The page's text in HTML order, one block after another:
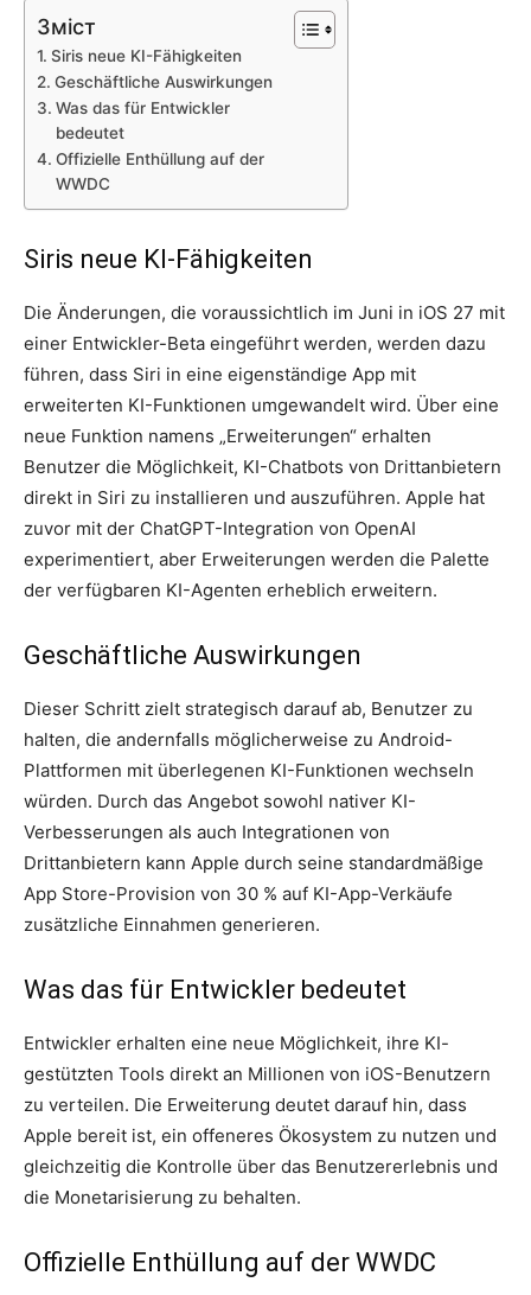
Зміст
Siris neue KI-Fähigkeiten
Geschäftliche Auswirkungen
Was das für Entwickler
bedeutet
Offizielle Enthüllung auf der
WWDC
Siris neue KI-Fähigkeiten
Die Änderungen, die voraussichtlich im Juni in iOS 27 mit
einer Entwickler-Beta eingeführt werden, werden dazu
führen, dass Siri in eine eigenständige App mit
erweiterten KI-Funktionen umgewandelt wird. Über eine
neue Funktion namens „Erweiterungen“ erhalten
Benutzer die Möglichkeit, KI-Chatbots von Drittanbietern
direkt in Siri zu installieren und auszuführen. Apple hat
zuvor mit der ChatGPT-Integration von OpenAI
experimentiert, aber Erweiterungen werden die Palette
der verfügbaren KI-Agenten erheblich erweitern.
Geschäftliche Auswirkungen
Dieser Schritt zielt strategisch darauf ab, Benutzer zu
halten, die andernfalls möglicherweise zu Android-
Plattformen mit überlegenen KI-Funktionen wechseln
würden. Durch das Angebot sowohl nativer KI-
Verbesserungen als auch Integrationen von
Drittanbietern kann Apple durch seine standardmäßige
App Store-Provision von 30 % auf KI-App-Verkäufe
zusätzliche Einnahmen generieren.
Was das für Entwickler bedeutet
Entwickler erhalten eine neue Möglichkeit, ihre KI-
gestützten Tools direkt an Millionen von iOS-Benutzern
zu verteilen. Die Erweiterung deutet darauf hin, dass
Apple bereit ist, ein offeneres Ökosystem zu nutzen und
gleichzeitig die Kontrolle über das Benutzererlebnis und
die Monetarisierung zu behalten.
Offizielle Enthüllung auf der WWDC